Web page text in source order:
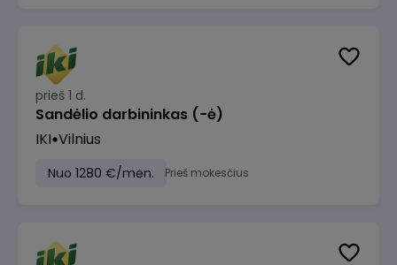
prieš 1 d.
Sandėlio darbininkas (-ė)
IKI Vilnius
Nuo 1280 €/mėn. Prieš mokesčius